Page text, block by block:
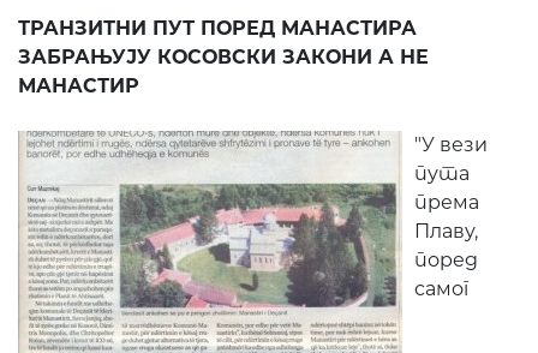
ТРАНЗИТНИ ПУТ ПОРЕД МАНАСТИРА
ЗАБРАЊУЈУ КОСОВСКИ ЗАКОНИ А НЕ
МАНАСТИР
"У вези
пута
према
Плаву,
поред
самог